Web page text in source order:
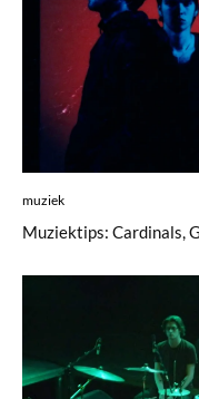
muziek
Muziektips: Cardinals,